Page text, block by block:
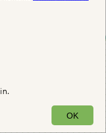
Lomma kommun
OK